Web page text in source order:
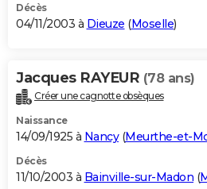
Décès
04/11/2003 à Dieuze (Moselle)
Jacques RAYEUR (78 ans)
Créer une cagnotte obsèques
Naissance
14/09/1925 à Nancy(Meurthe-et-
Décès
11/10/2003 à Bainville-sur-Madon (